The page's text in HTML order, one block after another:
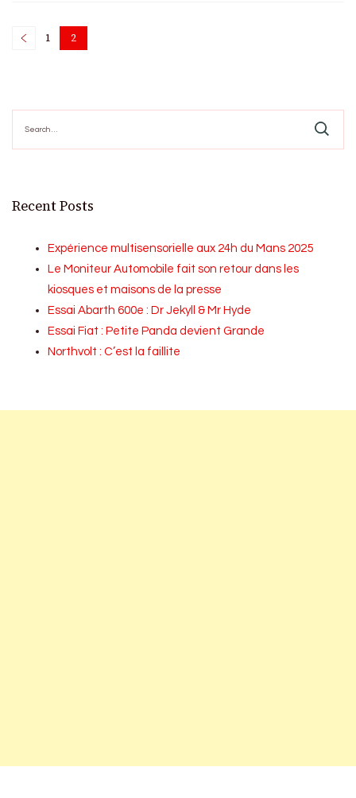
Posts
Page
1 Page
2
for:
Recent Posts
Expérience multisensorielle aux 24h du Mans 2025
Le Moniteur Automobile fait son retour dans les
kiosques et maisons de la presse
Essai Abarth 600e : Dr Jekyll & Mr Hyde
Essai Fiat : Petite Panda devient Grande
Northvolt : C’est la faillite